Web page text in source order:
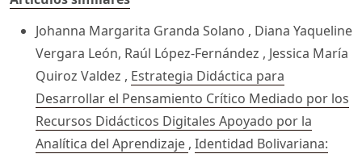
Johanna Margarita Granda Solano , Diana Yaqueline
Vergara León, Raúl López-Fernández , Jessica María
Quiroz Valdez , Estrategia Didáctica para
Desarrollar el Pensamiento Crítico Mediado por los
Recursos Didácticos Digitales Apoyado por la
Analítica del Aprendizaje , Identidad Bolivariana: